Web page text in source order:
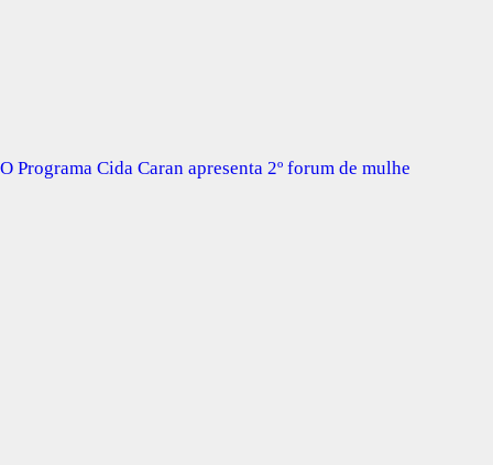
O Programa Cida Caran apresenta 2º forum de mulhe